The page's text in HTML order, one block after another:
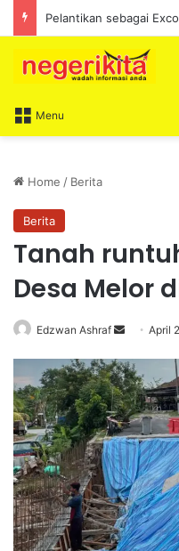
Menu
Home / Berita
Berita
Tanah
Desa Melor
Edzwan Ashraf
n
d
a
n
e
m
a
i
l
April